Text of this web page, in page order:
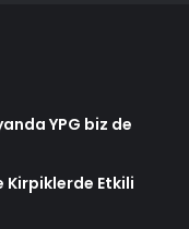
YPG biz de
Kirpiklerde Etkili